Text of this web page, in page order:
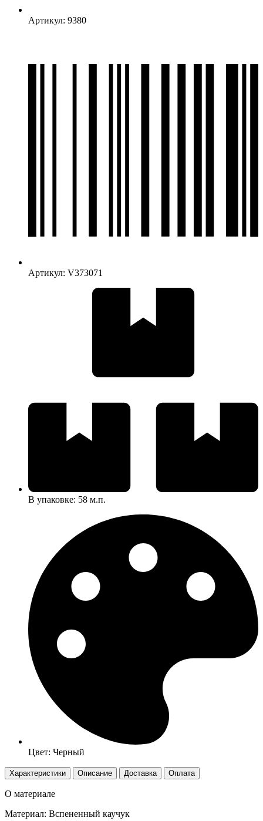
Артикул: 9380
Артикул: V373071
В упаковке: 58 м.п.
Цвет: Черный
Характеристики Описание Доставка Оплата
О материале
Материал: Вспененный каучук